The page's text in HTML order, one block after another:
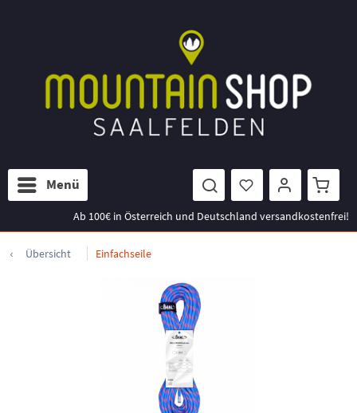
Menü
Ab 100€ in Österreich und Deutschland versandkostenfrei!
Übersicht Einfachseile